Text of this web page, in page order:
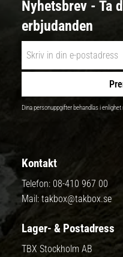
Nyhetsbrev - Ta
erbjudanden
Dina personuppgifter behandlas i enlighet
Kontakt
Telefon: 08-410 967 00
Mail: takbox@takbox.se
Lager- & Postadress
TBX Stockholm AB